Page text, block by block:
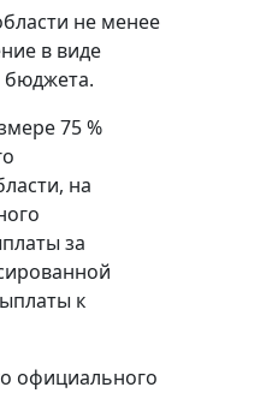
не менее
в виде
бюджета.
75 %
на
за
к
официального